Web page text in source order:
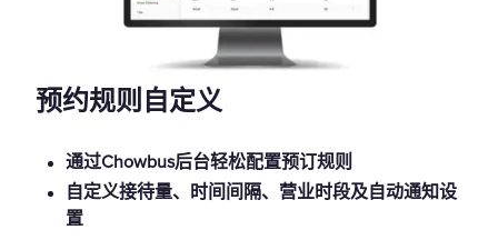
预约规则自定义
通过Chowbus后台轻松配置预订规则
自定义接待量、时间间隔、营业时段及自动通知设
置